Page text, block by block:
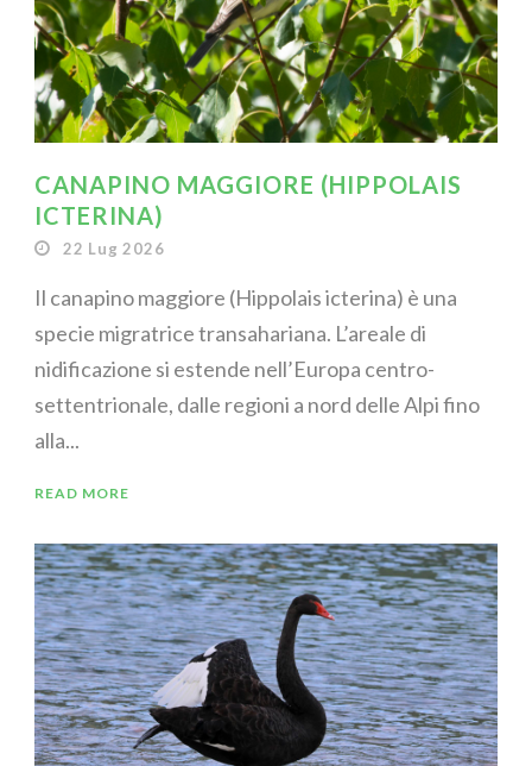
CANAPINO MAGGIORE (HIPPOLAIS
ICTERINA)
22 Lug 2026
Il canapino maggiore (Hippolais icterina) è una
specie migratrice transahariana. L’areale di
nidificazione si estende nell’Europa centro-
settentrionale, dalle regioni a nord delle Alpi fino
alla...
READ MORE